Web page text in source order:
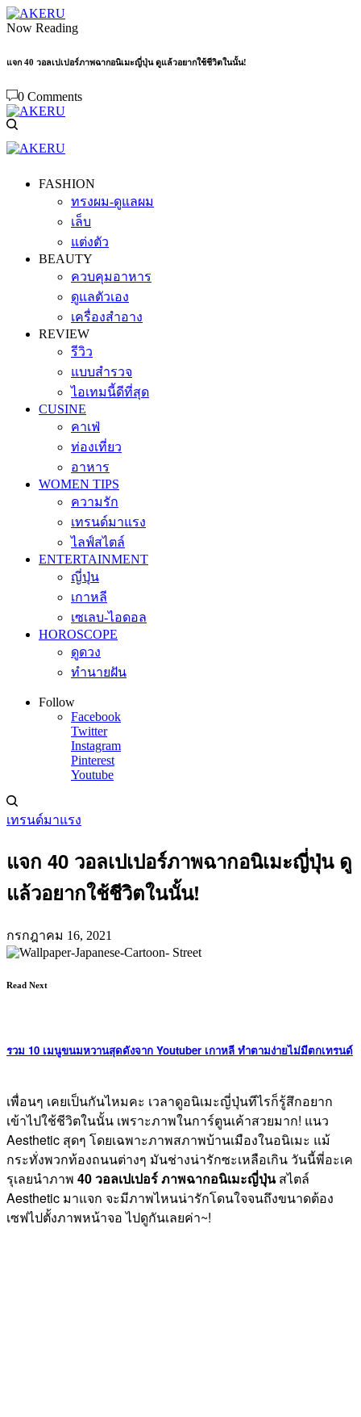
Now Reading
แจก 40 วอลเปเปอร์ภาพฉากอนิเมะญี่ปุ่น ดูแล้วอยากใช้ชีวิตในนั้น!
0 Comments
FASHION
ทรงผม-ดูแลผม
เล็บ
แต่งตัว
BEAUTY
ควบคุมอาหาร
ดูแลตัวเอง
เครื่องสำอาง
REVIEW
รีวิว
แบบสำรวจ
ไอเทมนี้ดีที่สุด
CUSINE
คาเฟ่
ท่องเที่ยว
อาหาร
WOMEN TIPS
ความรัก
เทรนด์มาแรง
ไลฟ์สไตล์
ENTERTAINMENT
ญี่ปุ่น
เกาหลี
เซเลบ-ไอดอล
HOROSCOPE
ดูดวง
ทำนายฝัน
Follow
Facebook
Twitter
Instagram
Pinterest
Youtube
เทรนด์มาแรง
แจก 40 วอลเปเปอร์ภาพฉากอนิเมะญี่ปุ่น ดู
แล้วอยากใช้ชีวิตในนั้น!
กรกฎาคม 16, 2021
Read Next
รวม 10 เมนูขนมหวานสุดดังจาก Youtuber เกาหลี ทำตามง่ายไม่มีตกเทรนด์
เพื่อนๆ เคยเป็นกันไหมคะ เวลาดูอนิเมะญี่ปุ่นทีไรก็รู้สึกอยาก
เข้าไปใช้ชีวิตในนั้น เพราะภาพในการ์ตูนเค้าสวยมาก! แนว
Aesthetic สุดๆ โดยเฉพาะภาพสภาพบ้านเมืองในอนิเมะ แม้
กระทั่งพวกท้องถนนต่างๆ มันช่างน่ารักซะเหลือเกิน วันนี้พี่อะเค
รุเลยนำภาพ 40 วอลเปเปอร์ ภาพฉากอนิเมะญี่ปุ่นสไตล์
Aesthetic มาแจก จะมีภาพไหนน่ารักโดนใจจนถึงขนาดต้อง
เซฟไปตั้งภาพหน้าจอ ไปดูกันเลยค่า~!